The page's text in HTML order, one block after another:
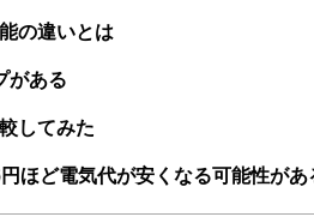
ての工程に関わることで、読者目線のコンテ
ファイナンシャルプランナー、弁護士、税
険労務士、行政書士、投資アナリスト、キャ
テンツと確かな情報発信を実現しています。
い生活のアイデアを提供するお金のコンシェ
の違いとは
がある
してみた
ほど電気代が安くなる可能性が